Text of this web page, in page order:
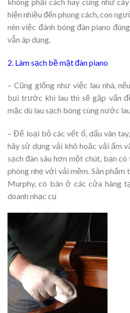
hiện nhiều đến phong cách, con
nên việc đánh bóng đàn piano
vẫn áp dụng.
2. Làm sạch bề mặt đàn piano
– Cũng giống như việc lau nhà,
bụi trước khi lau thì sẽ gặp vấn
mặc dù lau sạch bóng cùng nước
– Để loại bỏ các vết ố, dấu vân
hãy sử dụng vải khô hoặc vải ẩm
sạch đàn sâu hơn một chút, bạn
phòng nhẹ với vải mềm. Sản phẩm
Murphy, có bán ở các cửa hàng
doanh nhạc cụ